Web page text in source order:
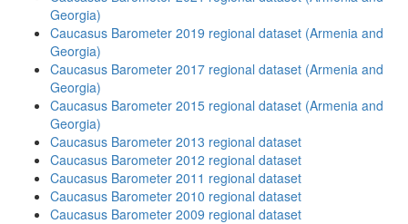
Georgia)
Caucasus Barometer 2019 regional dataset (Armenia and
Georgia)
Caucasus Barometer 2017 regional dataset (Armenia and
Georgia)
Caucasus Barometer 2015 regional dataset (Armenia and
Georgia)
Caucasus Barometer 2013 regional dataset
Caucasus Barometer 2012 regional dataset
Caucasus Barometer 2011 regional dataset
Caucasus Barometer 2010 regional dataset
Caucasus Barometer 2009 regional dataset